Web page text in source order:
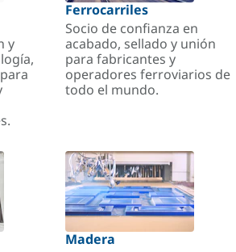
y
Ferrocarriles
Socio de confianza en
acabado, sellado y unión
para fabricantes y
operadores ferroviarios de
todo el mundo.
Madera